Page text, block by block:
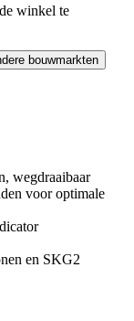
winkel te
bouwmarkten
wegdraaibaar
voor optimale
en SKG2